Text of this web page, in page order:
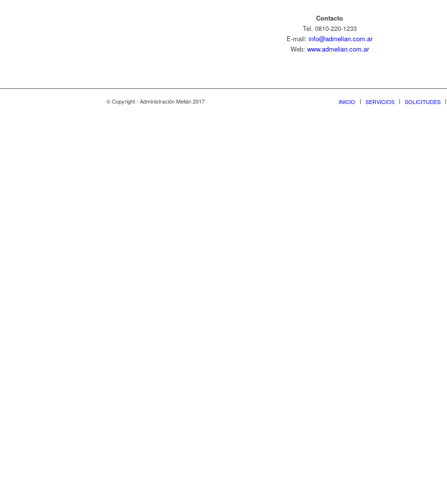
Contacto
Tel. 0810-220-1233
E-mail:info@admelian.com.ar
Web: www.admelian.com.ar
© Copyright - Administración Melián 2017 INICIO SERVICIOS SOLICITUDES